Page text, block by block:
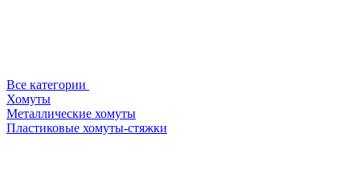
Все категории
Хомуты
Металлические хомуты
Пластиковые хомуты-стяжки